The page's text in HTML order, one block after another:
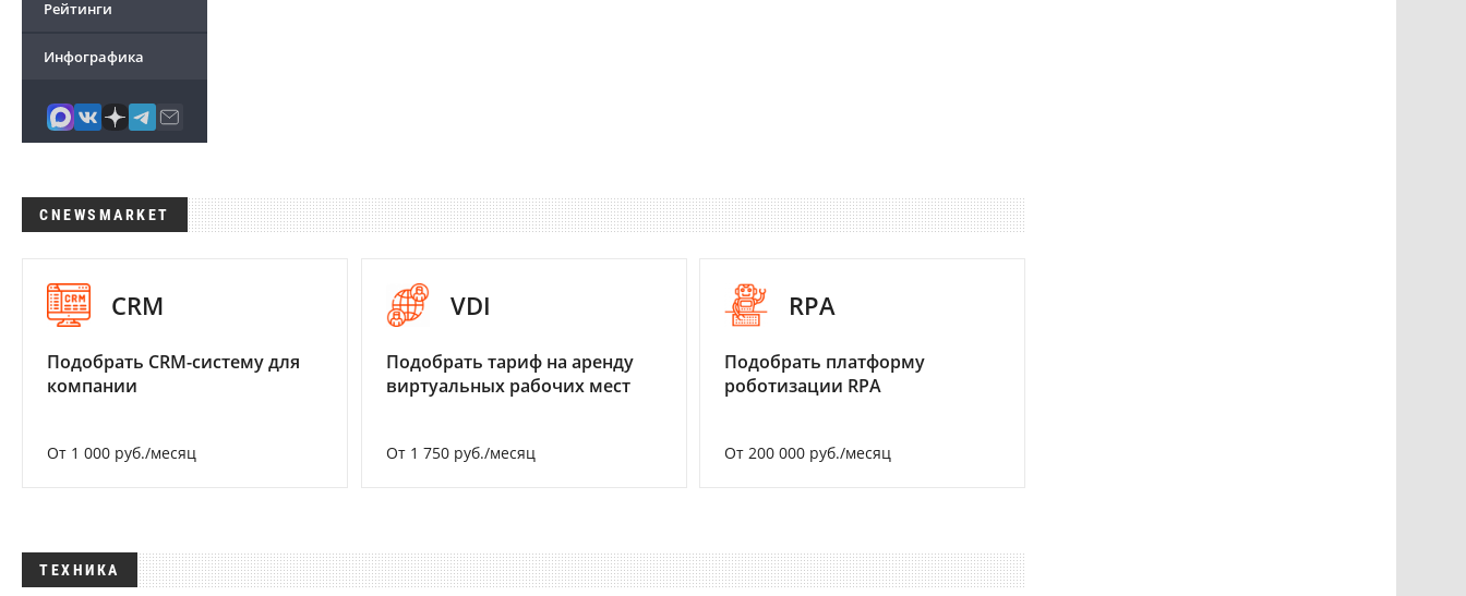
Рейтинги
Инфографика
CNEWSMARKET
CRM
Подобрать CRM-систему для
компании
От 1 000 руб./месяц
VDI
Подобрать тариф на аренду
виртуальных рабочих мест
От 1 750 руб./месяц
RPA
Подобрать платформу
роботизации RPA
От 200 000 руб./месяц
ТЕХНИКА